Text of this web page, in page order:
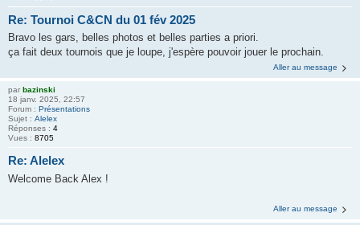
Re: Tournoi C&CN du 01 fév 2025
Bravo les gars, belles photos et belles parties a priori.
ça fait deux tournois que je loupe, j'espère pouvoir jouer le prochain.
Aller au message
par bazinski
18 janv. 2025, 22:57
Forum : Présentations
Sujet : Alelex
Réponses : 4
Vues : 8705
Re: Alelex
Welcome Back Alex !
Aller au message